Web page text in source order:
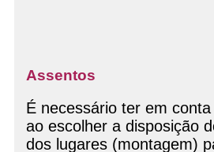
Assentos
É necessário ter em
ao escolher a disposição
dos lugares (montagem)